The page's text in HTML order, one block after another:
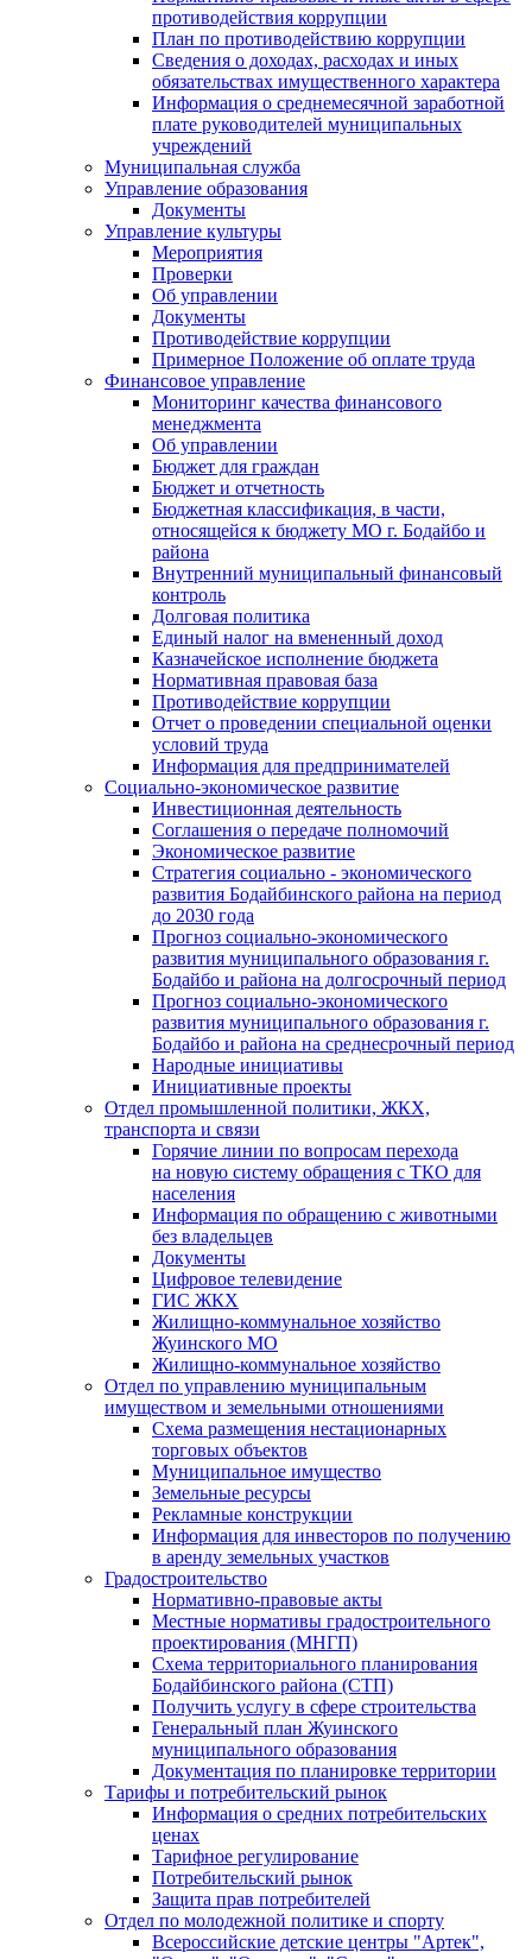
противодействия коррупции
План по противодействию коррупции
Сведения о доходах, расходах и иных
обязательствах имущественного характера
Информация о среднемесячной заработной
плате руководителей муниципальных
учреждений
Муниципальная служба
Управление образования
Документы
Управление культуры
Мероприятия
Проверки
Об управлении
Документы
Противодействие коррупции
Примерное Положение об оплате труда
Финансовое управление
Мониторинг качества финансового
менеджмента
Об управлении
Бюджет для граждан
Бюджет и отчетность
Бюджетная классификация, в части,
относящейся к бюджету МО г. Бодайбо и
района
Внутренний муниципальный финансовый
контроль
Долговая политика
Единый налог на вмененный доход
Казначейское исполнение бюджета
Нормативная правовая база
Противодействие коррупции
Отчет о проведении специальной оценки
условий труда
Информация для предпринимателей
Социально-экономическое развитие
Инвестиционная деятельность
Соглашения о передаче полномочий
Экономическое развитие
Стратегия социально - экономического
развития Бодайбинского района на период
до 2030 года
Прогноз социально-экономического
развития муниципального образования г.
Бодайбо и района на долгосрочный период
Прогноз социально-экономического
развития муниципального образования г.
Бодайбо и района на среднесрочный период
Народные инициативы
Инициативные проекты
Отдел промышленной политики, ЖКХ,
транспорта и связи
Горячие линии по вопросам перехода
на новую систему обращения с ТКО для
населения
Информация по обращению с животными
без владельцев
Документы
Цифровое телевидение
ГИС ЖКХ
Жилищно-коммунальное хозяйство
Жуинского МО
Жилищно-коммунальное хозяйство
Отдел по управлению муниципальным
имуществом и земельными отношениями
Схема размещения нестационарных
торговых объектов
Муниципальное имущество
Земельные ресурсы
Рекламные конструкции
Информация для инвесторов по получению
в аренду земельных участков
Градостроительство
Нормативно-правовые акты
Местные нормативы градостроительного
проектирования (МНГП)
Схема территориального планирования
Бодайбинского района (СТП)
Получить услугу в сфере строительства
Генеральный план Жуинского
муниципального образования
Документация по планировке территории
Тарифы и потребительский рынок
Информация о средних потребительских
ценах
Тарифное регулирование
Потребительский рынок
Защита прав потребителей
Отдел по молодежной политике и спорту
Всероссийские детские центры "Артек",